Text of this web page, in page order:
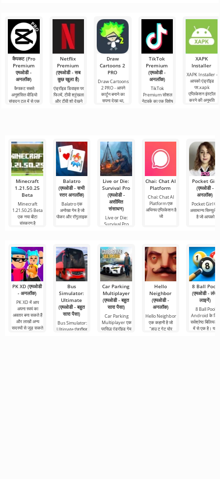
से यात्रा
एक व्यावसायिक
घटक का एक सफल
कैपकट (Pro
Premium
एमओडी -
अनलॉक)
कैपकट सबसे
अनुशंसित वीडियो
संपादन टूल में से एक
Netflix
Premium
(एमओडी - सब
कुछ खुला है)
एंड्रॉइड डिवाइस पर
फिल्में, टीवी श्रृंखला
और टीवी शो देखने
Draw
Cartoons 2
PRO
Draw Cartoons
2 PRO - आपने
कार्टून बनाने का
सपना देखा था,
TikTok
Premium
(एमओडी -
अनलॉक)
TikTok
Premium सोशल
नेटवर्क का एक विशेष
XAPK
Installer
XAPK Installer -
आपको एंड्रॉइड
पर.xapk
एप्लिकेशन इंस्टॉल
करने की अनुमति
Minecraft
1.21.50.25
Beta
Minecraft
1.21.50.25 Beta
एक नया बीटा
संस्करण है
Balatro
(एमओडी - सभी
स्तर अनलॉक)
Balatro एक
अनोखा गेम है जो
पोकर और रॉगुलाइक
Live or Die:
Survival Pro
(एमओडी -
असीमित
संसाधन)
Live or Die:
Survival Pro
Chai: Chat AI
Platform
Chai: Chat AI
Platform एक
अभिनव एप्लिकेशन है
जो
Pocket Girl
(एमओडी -
अनलॉक)
Pocket Girl एक
असामान्य
है जो आपको
PK XD (एमओडी
- अनलॉक)
PK XD में आप
अपना स्वयं का
अवतार बना सकते हैं
और लाखों अन्य
सदस्यों से जुड़ सकते
Bus
Simulator:
Ultimate
(एमओडी - बहुत
सारा पैसा)
Bus Simulator:
Ultimate एंड्रॉइड
Car Parking
Multiplayer
(एमओडी - बहुत
सारा पैसा)
Car Parking
Multiplayer एक
प्रसिद्ध एंड्रॉइड गेम
Hello
Neighbor
(एमओडी -
अनलॉक)
Hello Neighbor
एक कहानी है जो
"हाउ टू गेट योर
8 Ball Pool
(एमओडी - लंबी
लाइनें)
8 Ball Pool
Android के लिए
सर्वश्रेष्ठ बिलियर्ड्स
में से एक है। यहां